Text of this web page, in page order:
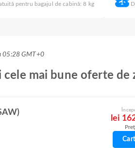
pentru bagajul de cabină: 8 kg
05:28 GMT+0
cele mai bune oferte de
lei